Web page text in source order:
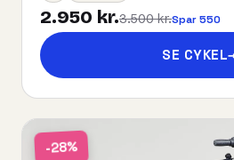
2.950 kr.3.500 kr.Spar 550
SE CYKEL
-28%